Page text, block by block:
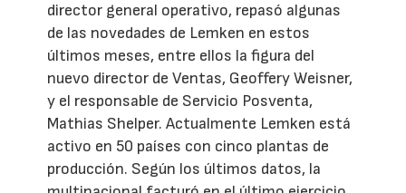
director general operativo, repasó algunas
de las novedades de Lemken en estos
últimos meses, entre ellos la figura del
nuevo director de Ventas, Geoffery Weisner,
y el responsable de Servicio Posventa,
Mathias Shelper. Actualmente Lemken está
activo en 50 países con cinco plantas de
producción. Según los últimos datos, la